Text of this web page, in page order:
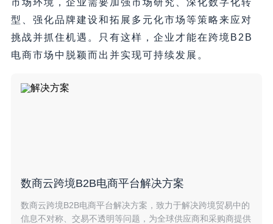
型、强化品牌建设和拓展多元化市场等策略来应对
挑战并抓住机遇。只有这样，企业才能在跨境B2B
电商市场中脱颖而出并实现可持续发展。
数商云跨境B2B电商平台解决方案
数商云跨境B2B电商平台解决方案，致力于解决跨境贸易中的
信息不对称、交易不透明等问题，为全球供应商和采购商提供